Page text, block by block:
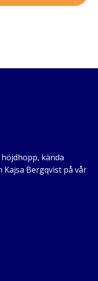
kända
Kajsa Bergqvist på vår